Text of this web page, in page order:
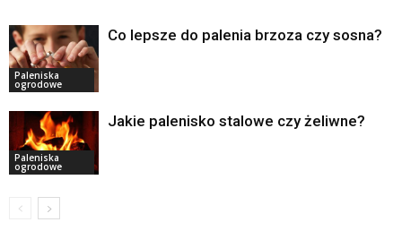
Paleniska
ogrodowe
Co lepsze do palenia brzoza czy sosna?
Paleniska
ogrodowe
Jakie palenisko stalowe czy żeliwne?